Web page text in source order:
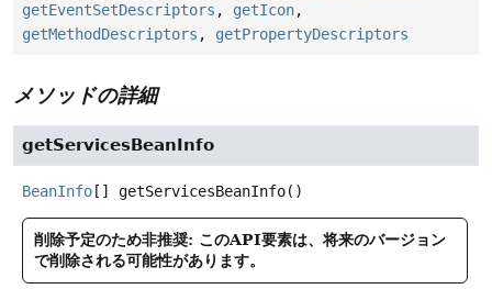
getEventSetDescriptors , getIcon,
getMethodDescriptors , getPropertyDescriptors
メソッドの詳細
getServicesBeanInfo
BeanInfo [] getServicesBeanInfo()
削除予定のため非推奨: このAPI要素は、将来のバージョン
で削除される可能性があります。